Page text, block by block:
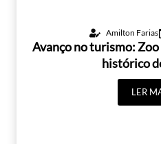
Amilton Farias
Avanço no turismo:
histórico
LER